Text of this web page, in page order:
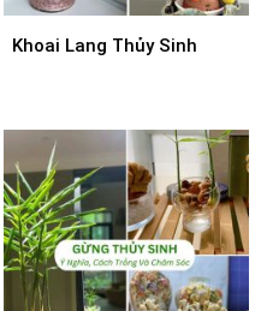
Khoai Lang Thủy Sinh